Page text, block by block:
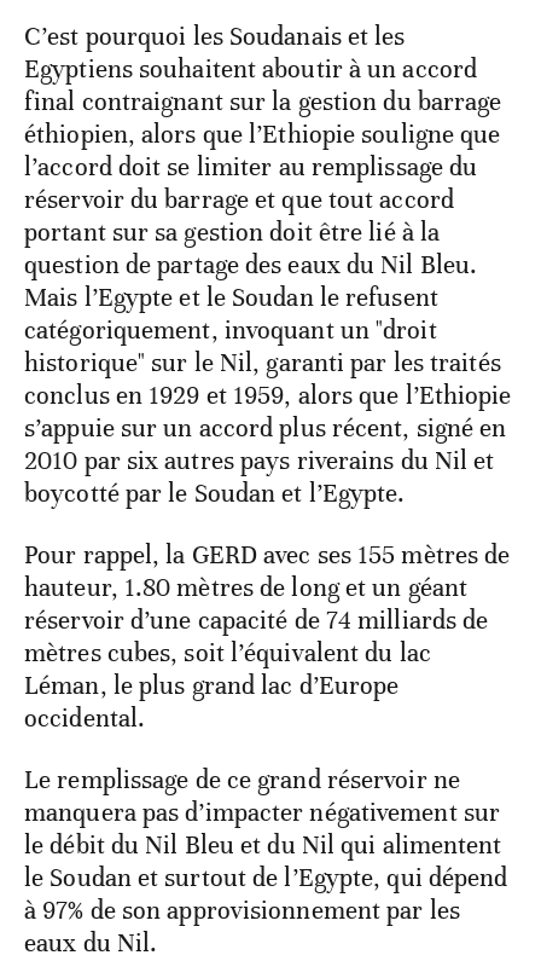
C’est pourquoi les Soudanais et les
Egyptiens souhaitent aboutir à un accord
final contraignant sur la gestion du barrage
éthiopien, alors que l’Ethiopie souligne que
l’accord doit se limiter au remplissage du
réservoir du barrage et que tout accord
portant sur sa gestion doit être lié à la
question de partage des eaux du Nil Bleu.
Mais l’Egypte et le Soudan le refusent
catégoriquement, invoquant un "droit
historique" sur le Nil, garanti par les traités
conclus en 1929 et 1959, alors que l’Ethiopie
s’appuie sur un accord plus récent, signé en
2010 par six autres pays riverains du Nil et
boycotté par le Soudan et l’Egypte.
Pour rappel, la GERD avec ses 155 mètres de
hauteur, 1.80 mètres de long et un géant
réservoir d’une capacité de 74 milliards de
mètres cubes, soit l’équivalent du lac
Léman, le plus grand lac d’Europe
occidental.
Le remplissage de ce grand réservoir ne
manquera pas d’impacter négativement sur
le débit du Nil Bleu et du Nil qui alimentent
le Soudan et surtout de l’Egypte, qui dépend
à 97% de son approvisionnement par les
eaux du Nil.